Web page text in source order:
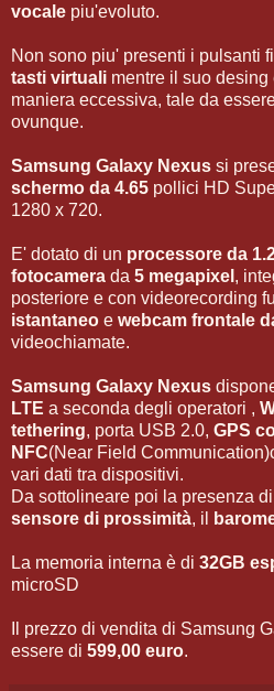
vocale piu'evoluto.
Non sono piu' presenti i pulsanti
tasti virtuali mentre il suo
maniera eccessiva, tale da
ovunque.
Samsung Galaxy Nexus si
schermo da 4.65 pollici HD
1280 x 720.
E' dotato di un processore da
fotocamera da 5 megapixel ,
posteriore e con videorecording
istantaneo e webcam frontale
videochiamate.
Samsung Galaxy Nexus
LTE a seconda degli operatori ,
tethering, porta USB 2.0, GPS
NFC(Near Field
vari dati tra dispositivi.
Da sottolineare poi la presenza
sensore di prossimità, il
La memoria interna è di 32GB
microSD
Il prezzo di vendita di Samsung
essere di 599,00 euro.